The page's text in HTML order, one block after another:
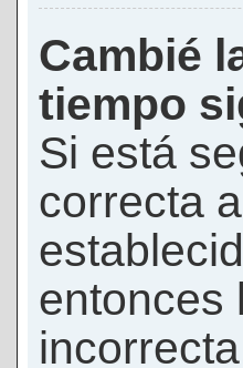
Cambié
tiempo
Si está
correcta
entonces